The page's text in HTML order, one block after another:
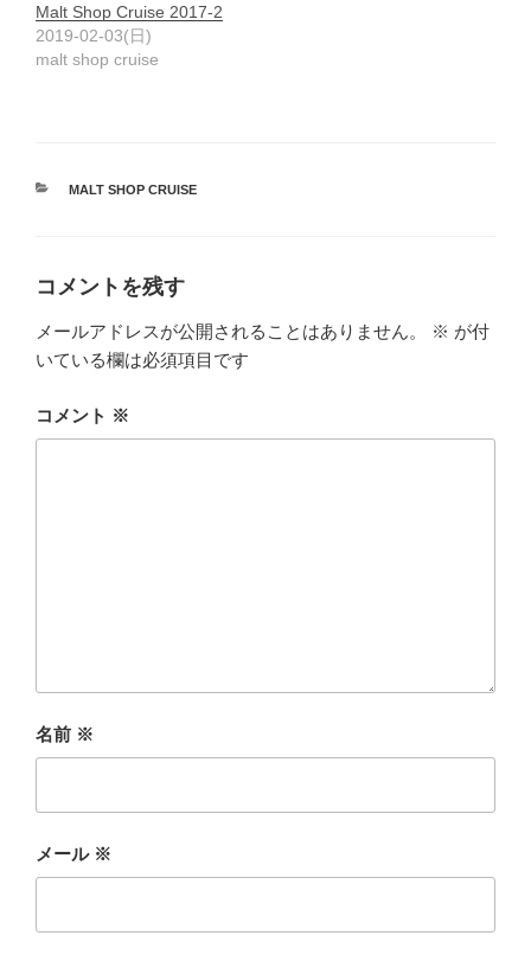
Malt Shop Cruise 2017-2
2019-02-03(日)
malt shop cruise
カ
MALT SHOP CRUISE
コメントを残す
メールアドレスが公開されることはありません。 ※ が付
いている欄は必須項目です
コメント ※
名前 ※
メール ※